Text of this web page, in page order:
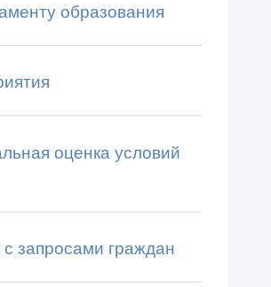
образования
оценка условий
запросами граждан